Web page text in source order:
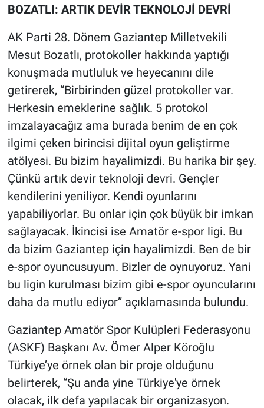
BOZATLI: ARTIK DEVİR TEKNOLOJİ DEVRİ
AK Parti 28. Dönem Gaziantep Milletvekili
Mesut Bozatlı, protokoller hakkında yaptığı
konuşmada mutluluk ve heyecanını dile
getirerek, “Birbirinden güzel protokoller var.
Herkesin emeklerine sağlık. 5 protokol
imzalayacağız ama burada benim de en çok
ilgimi çeken birincisi dijital oyun geliştirme
atölyesi. Bu bizim hayalimizdi. Bu harika bir şey.
Çünkü artık devir teknoloji devri. Gençler
kendilerini yeniliyor. Kendi oyunlarını
yapabiliyorlar. Bu onlar için çok büyük bir imkan
sağlayacak. İkincisi ise Amatör e-spor ligi. Bu
da bizim Gaziantep için hayalimizdi. Ben de bir
e-spor oyuncusuyum. Bizler de oynuyoruz. Yani
bu ligin kurulması bizim gibi e-spor oyuncularını
daha da mutlu ediyor” açıklamasında bulundu.
Gaziantep Amatör Spor Kulüpleri Federasyonu
(ASKF) Başkanı Av. Ömer Alper Köroğlu
Türkiye’ye örnek olan bir proje olduğunu
belirterek, “Şu anda yine Türkiye'ye örnek
olacak, ilk defa yapılacak bir organizasyon.